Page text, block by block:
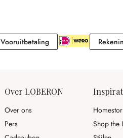
VooruitbetalingVooruitbetaling
Over LOBERON
Over ons
Pers
Shop the